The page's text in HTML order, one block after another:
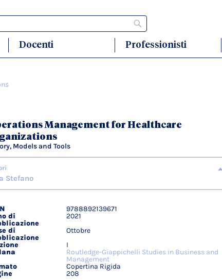
Docenti Professionisti
Management for Healthcare
Models and Tools
Stefano
9788892139671
di
2021
di
Ottobre
I
Routledge-Giappichelli Studies in Business and
Management
Copertina Rigida
208